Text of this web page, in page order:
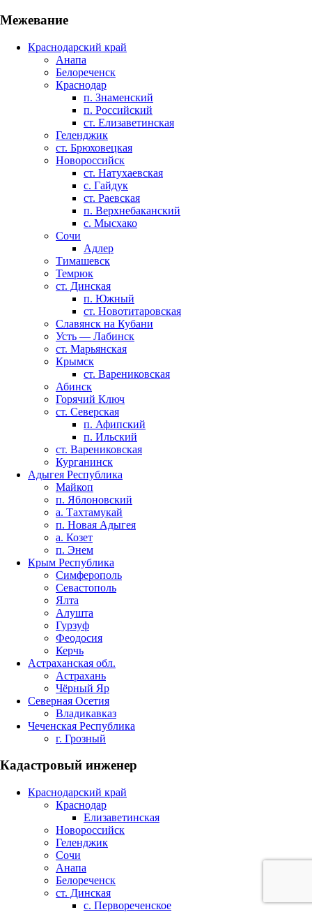
Межевание
Краснодарский край
Анапа
Белореченск
Краснодар
п. Знаменский
п. Российский
ст. Елизаветинская
Геленджик
ст. Брюховецкая
Новороссийск
ст. Натухаевская
с. Гайдук
ст. Раевская
п. Верхнебаканский
с. Мысхако
Сочи
Адлер
Тимашевск
Темрюк
ст. Динская
п. Южный
ст. Новотитаровская
Славянск на Кубани
Усть — Лабинск
ст. Марьянская
Крымск
ст. Варениковская
Абинск
Горячий Ключ
ст. Северская
п. Афипский
п. Ильский
ст. Варениковская
Курганинск
Адыгея Республика
Майкоп
п. Яблоновский
а. Тахтамукай
п. Новая Адыгея
а. Козет
п. Энем
Крым Республика
Симферополь
Севастополь
Ялта
Алушта
Гурзуф
Феодосия
Керчь
Астраханская обл.
Астрахань
Чёрный Яр
Северная Осетия
Владикавказ
Чеченская Республика
г. Грозный
Кадастровый инженер
Краснодарский край
Краснодар
Елизаветинская
Новороссийск
Геленджик
Сочи
Анапа
Белореченск
ст. Динская
с. Первореченское